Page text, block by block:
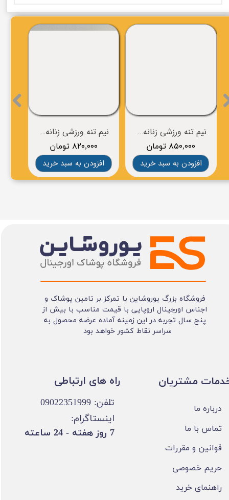
نیم تنه ورزشی زنانه برند BROOKS
۸۲۰,۰۰۰ تومان
افزودن به سبد خرید
نیم تنه ورزشی زنانه برند BROOKS
۸۵۰,۰۰۰ تومان
افزودن به سبد خرید
فروشگاه بزرگ یوروشاین با تمرکز بر تامین پوشاک و
اجناس اورجینال اروپایی با قیمت مناسب با بیش از
پنج سال تجربه در این زمینه آماده عرضه محصول به
سراسر نقاط کشور خواهد بود
مشتریان
درباره ما
تماس با ما
قوانین و مقررات
حریم خصوصی
راهنمای خرید
تلفن: 09022351999
اینستاگرام:
​7 روز هفته - 24 ساعته ​​​​​​​
​​راه های ارتباطی